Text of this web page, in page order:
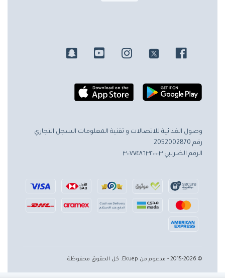
وصول الغذائية للاتصالات و تقنية المعلومات السجل التجاري
رقم 2052002870
الرقم الضريبي ٣٠٠٧٧٤٨٦٣٢٠٠٠٠٣
© 2015-2026 - مدعوم من Ekuep. كل الحقوق محفوظة